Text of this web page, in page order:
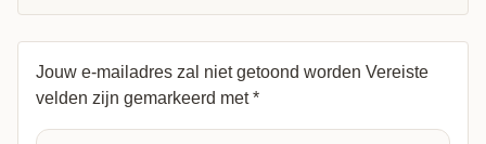
Jouw e-mailadres zal niet getoond worden Vereiste
velden zijn gemarkeerd met*